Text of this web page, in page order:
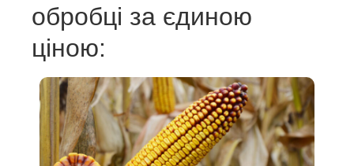
обробці за єдиною
ціною: